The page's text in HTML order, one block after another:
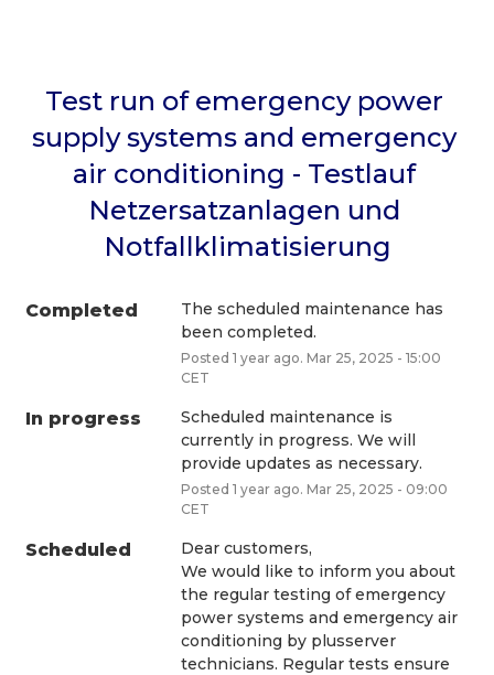
Test run of emergency power
supply systems and emergency
air conditioning - Testlauf
Netzersatzanlagen und
Notfallklimatisierung
Completed
The scheduled maintenance has
been completed.
Posted 1 year ago. Mar 25, 2025 - 15:00
CET
In progress
Scheduled maintenance is
currently in progress. We will
provide updates as necessary.
Posted 1 year ago. Mar 25, 2025 - 09:00
CET
Scheduled
Dear customers,
We would like to inform you about
the regular testing of emergency
power systems and emergency air
conditioning by plusserver
technicians. Regular tests ensure